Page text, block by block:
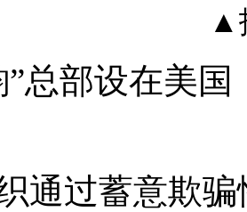
▲
部设在美国
过蓄意欺骗